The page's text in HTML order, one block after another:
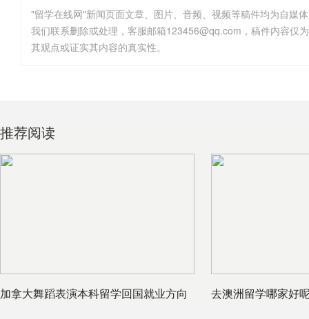
"留学在线网"新闻页面文章、图片、音频、视频等稿件均为自媒
其观点或证实其内容的真实性。
推荐阅读
加拿大舞蹈表演本科留学回国就业方向
去澳洲留学哪家好